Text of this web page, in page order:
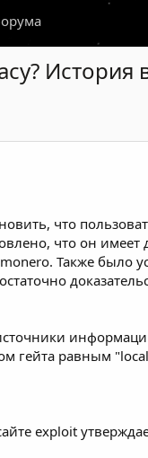
История
что
что он имеет
Также было
гейта равным
exploit